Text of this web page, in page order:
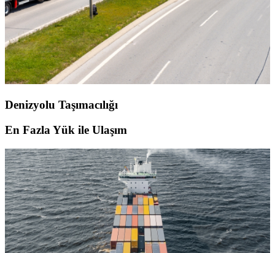
Denizyolu Taşımacılığı
En Fazla Yük ile Ulaşım